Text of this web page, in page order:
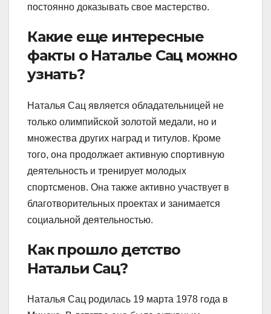
постоянно доказывать свое мастерство.
Какие еще интересные
факты о Наталье Сац можно
узнать?
Наталья Сац является обладательницей не
только олимпийской золотой медали, но и
множества других наград и титулов. Кроме
того, она продолжает активную спортивную
деятельность и тренирует молодых
спортсменов. Она также активно участвует в
благотворительных проектах и занимается
социальной деятельностью.
Как прошло детство
Натальи Сац?
Наталья Сац родилась 19 марта 1978 года в